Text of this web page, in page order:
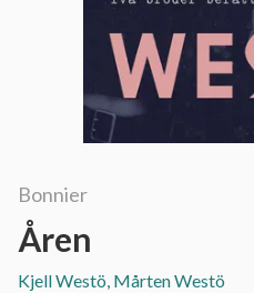
Bonnier
Åren
Kjell Westö, Mårten Westö